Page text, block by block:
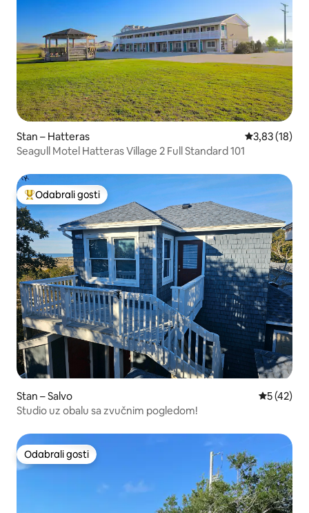
Stan – Hatteras Prosječna
3,83 (18)
Seagull Motel Hatteras Village 2 Full Standard 101
Među najviše rangiranima s oznakom „Odabrali gosti”
Odabrali gosti
Stan – Salvo Prosječna
5 (42)
Studio uz obalu sa zvučnim pogledom!
Odabrali gosti
Odabrali gosti